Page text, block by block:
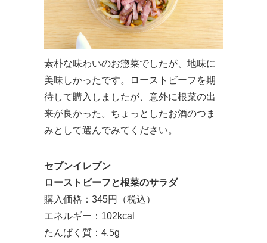
素朴な味わいのお惣菜でしたが、地味に
美味しかったです。ローストビーフを期
待して購入しましたが、意外に根菜の出
来が良かった。ちょっとしたお酒のつま
みとして選んでみてください。
セブンイレブン
ローストビーフと根菜のサラダ
購入価格：345円（税込）
エネルギー：102kcal
たんぱく質：4.5g